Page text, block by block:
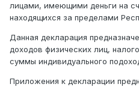
лицами, имеющими деньги на
находящихся за пределами
Данная декларация
доходов физических лиц,
суммы индивидуального
Приложения к декларации